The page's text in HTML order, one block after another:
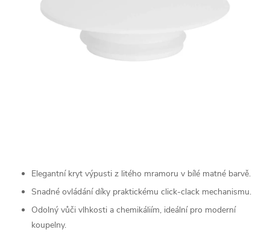
Elegantní kryt výpusti z litého mramoru v bílé matné barvě.
Snadné ovládání díky praktickému click-clack mechanismu.
Odolný vůči vlhkosti a chemikáliím, ideální pro moderní
koupelny.